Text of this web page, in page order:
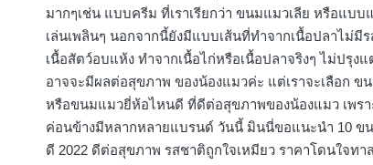
มากๆเช่น แบบครีม ที่เราเรียกว่า ขนมแมวเลีย หรือแบบ
เล่นเพลินๆ นอกจากนี้ยังมีแบบเส้นที่ทำจากเนื้อปลาไม่มี
เนื้อสัตว์อบแห้ง ทำจากเนื้อไก่หรือเนื้อปลาจริงๆ ไม่ปรุง
อาจจะมีผลต่อสุขภาพ ของน้องแมวค่ะ แต่เราจะเลือก
หรือขนมแมวยี่ห้อไหนดี ที่ดีต่อสุขภาพของน้องแมว เพรา
ค่อนข้างมีหลากหลายแบรนด์ วันนี้ มินนี่ขอแนะนำ 10 ข
ดี 2022 ดีต่อสุขภาพ รสชาติถูกใจเหมียว ราคาโดนใจทา